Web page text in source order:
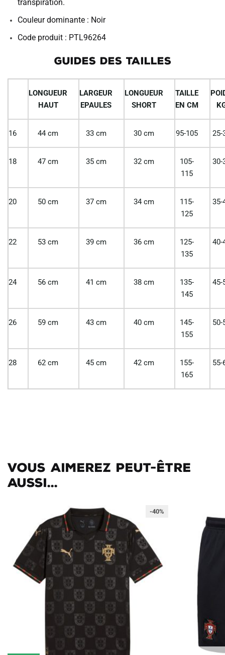
transpiration.
Couleur dominante : Noir
Code produit : PTL96264
GUIDES DES TAILLES
LONGUEUR
HAUT
LARGEUR
EPAULES
LONGUEUR
SHORT
TAILLE
EN CM
16 44 cm 33 cm 30 cm 95-105 25-
18 47 cm 35 cm 32 cm
105-
115
30-
20 50 cm 37 cm 34 cm
115-
125
35-
22 53 cm 39 cm 36 cm
125-
135
40-
24 56 cm 41 cm 38 cm
135-
145
45-
26 59 cm 43 cm 40 cm
145-
155
50-
28 62 cm 45 cm 42 cm
155-
165
55-
Vous aimerez peut-être
aussi...
-40%